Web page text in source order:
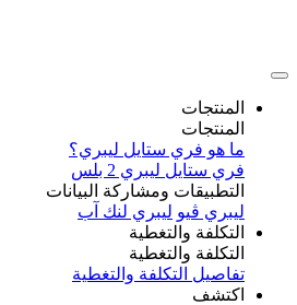
المنتجات
المنتجات
ما هو فري ستايل ليبري؟
فري ستايل ليبري 2 بلس​
التطبيقات ومشاركة البيانات
ليبري ڤيو ليبري لنك آب
التكلفة والتغطية
التكلفة والتغطية
تفاصيل التكلفة والتغطية
اكتشف​